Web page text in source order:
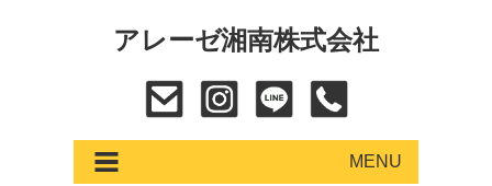
アレーゼ湘南株式会社
MENU